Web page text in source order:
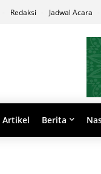
Redaksi Jadwal Acara
Artikel Berita